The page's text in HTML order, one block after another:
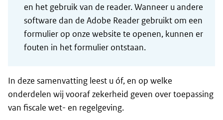
en het gebruik van de reader. Wanneer u andere
software dan de Adobe Reader gebruikt om een
formulier op onze website te openen, kunnen er
fouten in het formulier ontstaan.
In deze samenvatting leest u óf, en op welke
onderdelen wij vooraf zekerheid geven over toepassing
van fiscale wet- en regelgeving.